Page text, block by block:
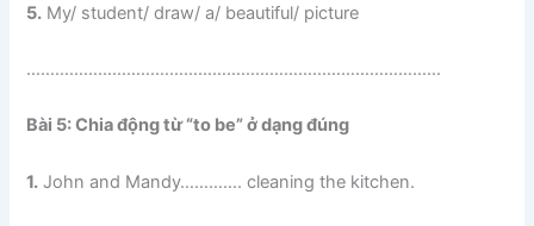
5. My/ student/ draw/ a/ beautiful/ picture
……………………………………………………………………………
Bài 5: Chia động từ “to be” ở dạng đúng
1. John and Mandy…………. cleaning the kitchen.